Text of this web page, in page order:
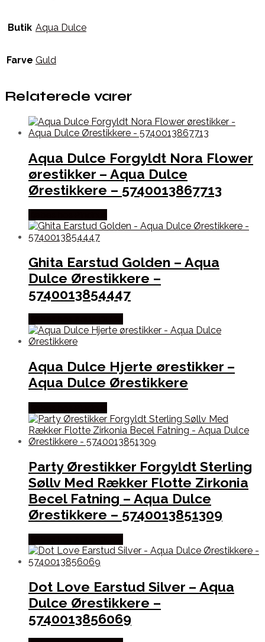
Butik Aqua Dulce
Farve Guld
Relaterede varer
Aqua Dulce Forgyldt Nora Flower
ørestikker – Aqua Dulce
Ørestikkere – 5740013867713
Ghita Earstud Golden – Aqua
Dulce Ørestikkere –
5740013854447
Aqua Dulce Hjerte ørestikker –
Aqua Dulce Ørestikkere
Party Ørestikker Forgyldt Sterling
Søllv Med Rækker Flotte Zirkonia
Becel Fatning – Aqua Dulce
Ørestikkere – 5740013851309
Dot Love Earstud Silver – Aqua
Dulce Ørestikkere –
5740013856069